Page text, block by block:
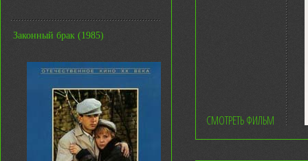
Законный брак (1985)
СМОТРЕТЬ ФИЛЬМ